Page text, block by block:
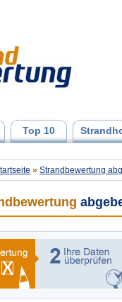
Top 10
» Strandbewertung